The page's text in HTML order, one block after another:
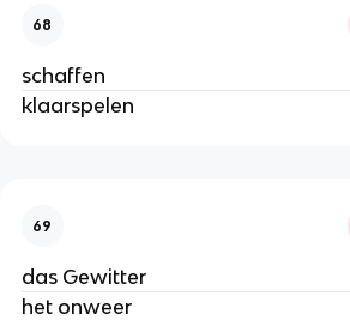
68
schaffen
klaarspelen
69
das Gewitter
het onweer